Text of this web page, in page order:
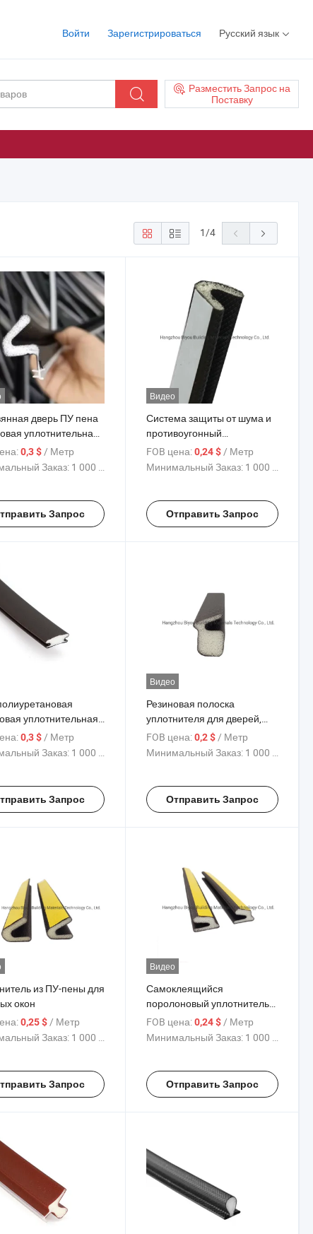
Войти Зарегистрироваться Русский язык
Разместить Запрос на
Поставку
1/4
дверь ПУ пена
уплотнительная
0,3 $/ Метр
Заказ: 1 000 Метр
Запрос
Видео
Система защиты от шума и
противоугонный
уплотнитель двери
FOB цена: 0,24 $/ Метр
Минимальный Заказ: 1 000 Метр
Отправить Запрос
уплотнительная
раздвижных
шкафа
0,3 $ / Метр
Заказ: 1 000 Метр
Запрос
Видео
Резиновая полоска
уплотнителя для дверей,
резиновый уплотнитель для
окон автомобиля
FOB цена: 0,2 $ / Метр
Минимальный Заказ: 1 000 Метр
Отправить Запрос
из ПУ-пены для
окон
0,25 $ / Метр
Заказ: 1 000 Метр
Запрос
Видео
Самоклеящийся
поролоновый уплотнитель
для дверей и окон
FOB цена: 0,24 $ / Метр
Минимальный Заказ: 1 000 Метр
Отправить Запрос